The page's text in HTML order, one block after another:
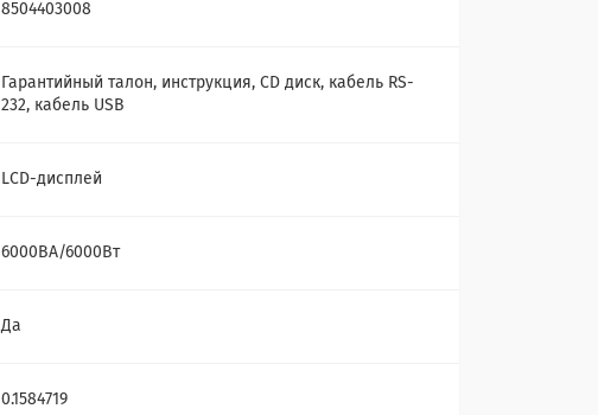
8504403008
Гарантийный талон, инструкция, CD диск, кабель RS-
232, кабель USB
LCD-дисплей
6000ВА/6000Вт
Да
0.1584719